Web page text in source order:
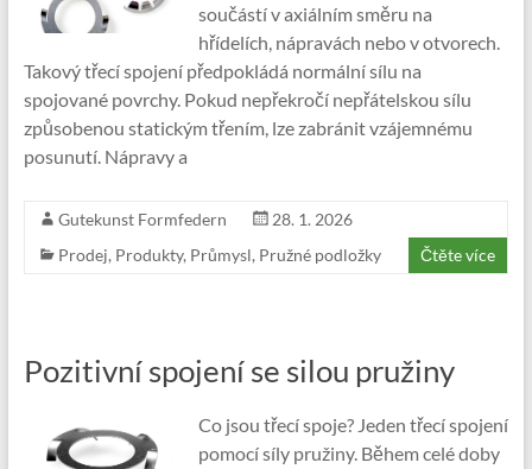
součástí v axiálním směru na
hřídelích, nápravách nebo v otvorech.
Takový třecí spojení předpokládá normální sílu na
spojované povrchy. Pokud nepřekročí nepřátelskou sílu
způsobenou statickým třením, lze zabránit vzájemnému
posunutí. Nápravy a
Gutekunst Formfedern
28. 1. 2026
Prodej, Produkty, Průmysl, Pružné podložky Čtěte více
Pozitivní spojení se silou pružiny
Co jsou třecí spoje? Jeden třecí spojení
pomocí síly pružiny. Během celé doby